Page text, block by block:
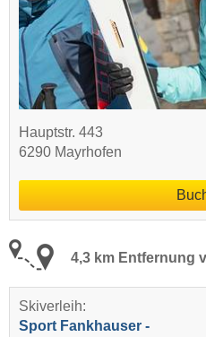
Hauptstr. 443
6290 Mayrhofen
4,3 km Entfernung
Skiverleih:
Sport Fankhauser -